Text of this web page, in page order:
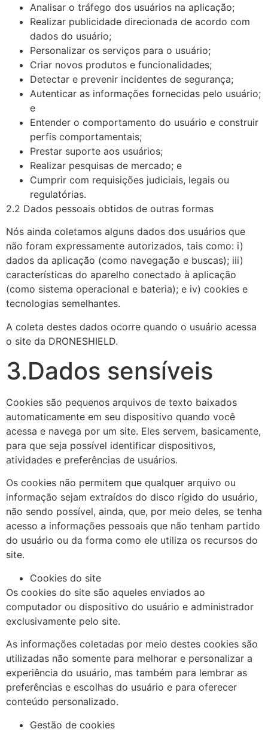
Analisar o tráfego dos usuários na aplicação;
Realizar publicidade direcionada de acordo com
dados do usuário;
Personalizar os serviços para o usuário;
Criar novos produtos e funcionalidades;
Detectar e prevenir incidentes de segurança;
Autenticar as informações fornecidas pelo usuário;
e
Entender o comportamento do usuário e construir
perfis comportamentais;
Prestar suporte aos usuários;
Realizar pesquisas de mercado; e
Cumprir com requisições judiciais, legais ou
regulatórias.
2.2 Dados pessoais obtidos de outras formas
Nós ainda coletamos alguns dados dos usuários que
não foram expressamente autorizados, tais como: i)
dados da aplicação (como navegação e buscas); iii)
características do aparelho conectado à aplicação
(como sistema operacional e bateria); e iv) cookies e
tecnologias semelhantes.
A coleta destes dados ocorre quando o usuário acessa
o site da DRONESHIELD.
3.Dados sensíveis
Cookies são pequenos arquivos de texto baixados
automaticamente em seu dispositivo quando você
acessa e navega por um site. Eles servem, basicamente,
para que seja possível identificar dispositivos,
atividades e preferências de usuários.
Os cookies não permitem que qualquer arquivo ou
informação sejam extraídos do disco rígido do usuário,
não sendo possível, ainda, que, por meio deles, se tenha
acesso a informações pessoais que não tenham partido
do usuário ou da forma como ele utiliza os recursos do
site.
Cookies do site
Os cookies do site são aqueles enviados ao
computador ou dispositivo do usuário e administrador
exclusivamente pelo site.
As informações coletadas por meio destes cookies são
utilizadas não somente para melhorar e personalizar a
experiência do usuário, mas também para lembrar as
preferências e escolhas do usuário e para oferecer
conteúdo personalizado.
Gestão de cookies